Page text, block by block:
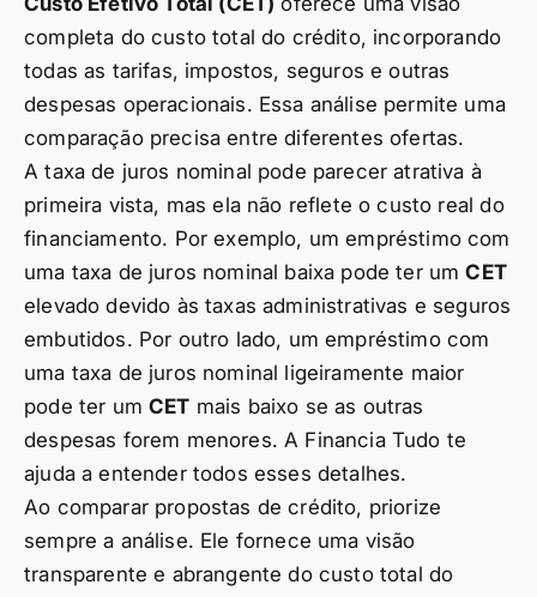
completa do custo total do crédito, incorporando
todas as tarifas, impostos, seguros e outras
despesas operacionais. Essa análise permite uma
comparação precisa entre diferentes ofertas.
A taxa de juros nominal pode parecer atrativa à
primeira vista, mas ela não reflete o custo real do
financiamento. Por exemplo, um empréstimo com
uma taxa de juros nominal baixa pode ter umCET
elevado devido às taxas administrativas e seguros
embutidos. Por outro lado, um empréstimo com
uma taxa de juros nominal ligeiramente maior
pode ter umCET mais baixo se as outras
despesas forem menores. A Financia Tudo te
ajuda a entender todos esses detalhes.
Ao comparar propostas de crédito, priorize
sempre a análise. Ele fornece uma visão
transparente e abrangente do custo total do